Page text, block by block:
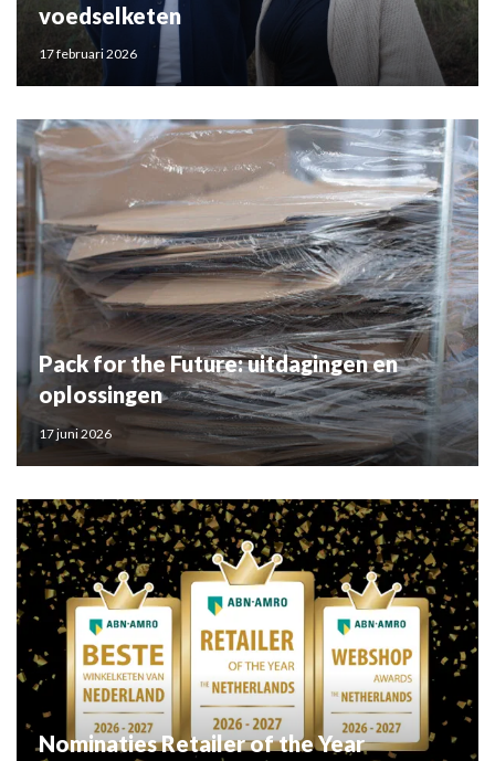
voedselketen
17 februari 2026
Pack for the Future: uitdagingen en
oplossingen
17 juni 2026
Nominaties Retailer of the Year